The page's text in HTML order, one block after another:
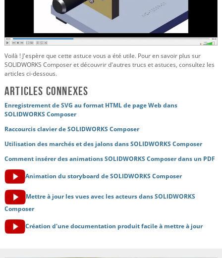
Voilà ! J'espère que cette astuce vous a été utile. Pour en savoir plus sur
SOLIDWORKS Composer et découvrir d'autres trucs et astuces, consultez les
articles ci-dessous.
Articles connexes
Enregistrement de SVG au format HTML de page Web dans
SOLIDWORKS Composer
Raccourcis clavier de SOLIDWORKS Composer
Utilisation des marchés et des jalons dans SOLIDWORKS Composer
Comment insérer des animations SOLIDWORKS Composer dans un PDF
Animation du storyboard de SOLIDWORKS Composer
Mettre à jour les vues avec les acteurs dans SOLIDWORKS
Composer
Création d'une documentation produit facile à mettre à jour